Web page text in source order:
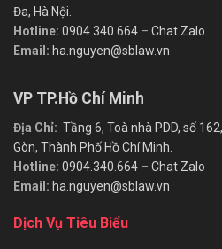
Đa, Hà Nội.
Hotline: 0904.340.664 – Chat Zalo
Email: ha.nguyen@sblaw.vn
VP TP.Hồ Chí Minh
Địa Chỉ: Tầng 6, Toà nhà PDD, số
Gòn, Thành Phố Hồ Chí Minh.
Hotline: 0904.340.664 – Chat Zalo
Email: ha.nguyen@sblaw.vn
Dịch Vụ Tiêu Biểu